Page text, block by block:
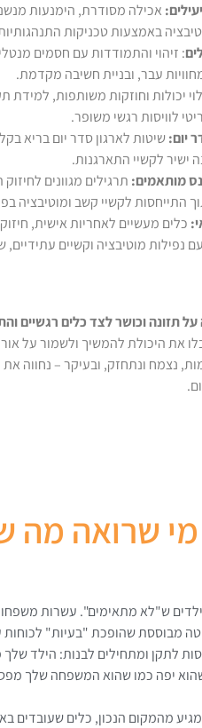
אכילה מסודרת, הימנעות
באמצעות טכניקות
: זיהוי והתמודדות עם חסמים
עבר, ובניית חשיבה מקדמת.
יכולות וחוזקות משותפות,
לוויסות רגשי משופר.
יום:שיטות לארגון סדר יום בריא
ישיר לקשיי התארגנות.
מותאמים: תרגילים מגוונים
לקשיי קשב ומוטיבציה
כלים מעשיים לאחריות אישית,
נפילות מוטיבציה וקשיים
וכושר לצד כלים רגשיים
היכולת להמשיך ולשמור על
נצמח ונתחזק, ובעיקר – נחווה את
מי שרואה מה
ש"לא מתאימים". עשרות
מבוססת שהופכת "בעיות" לכוחות
לתקן ומתחילים לבנות: הילד שלך
יפה כמו שהוא המשפחה שלך
מהמקום הנכון, כלים שעובדים